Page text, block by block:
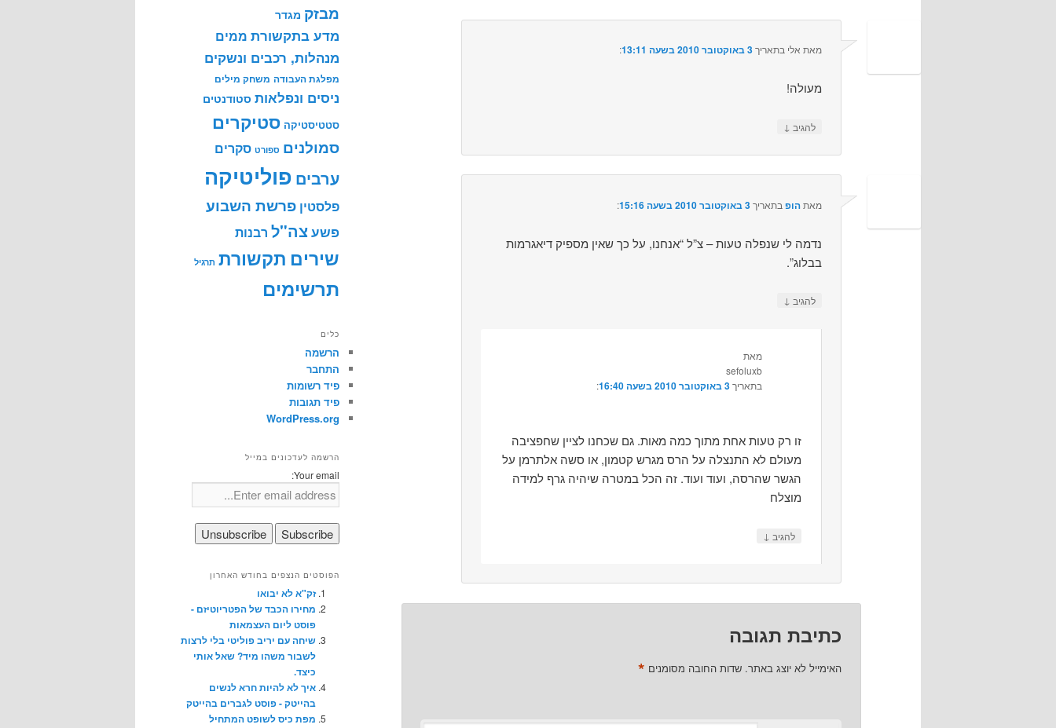
מאת אלי בתאריך3 באוקטובר 2010 בשעה 13:11 :‏
מעולה!
להגיב ↓
מאתהופ בתאריך3 באוקטובר 2010 בשעה 15:16 :‏
נדמה לי שנפלה טעות – צ”ל “אנחנו, על כך שאין מספיק דיאגרמות
בבלוג”.
להגיב ↓
מאת
sefoluxb
בתאריך3 באוקטובר 2010 בשעה 16:40 :‏
זו רק טעות אחת מתוך כמה מאות. גם שכחנו לציין שחפציבה
מעולם לא התנצלה על הרס מגרש קטמון, או סשה אלתרמן על
הגשר שהרסה, ועוד ועוד. זה הכל במטרה שיהיה גרף למידה
מוצלח
להגיב ↓
כתיבת תגובה
האימייל לא יוצג באתר. שדות החובה מסומנים *
מבזק מגדר
מדע בתקשורת ממים
מנהלות, רכבים ונשקים
מפלגת העבודה משחק מילים
ניסים ונפלאות סטודנטים
סטטיסטיקה סטיקרים
סמולנים ספורט סקרים
ערבים פוליטיקה
פלסטין פרשת השבוע
פשעצה"ל רבנות
שירים תקשורת תרגיל
תרשימים
כלים
הרשמה
התחבר
פיד רשומות
פיד תגובות
WordPress.org
הרשמה לעדכונים במייל
Your email:
הפוסטים הנצפים בחודש האחרון
זק"א לא יבואו
מחירו הכבד של הפטריוטיזם -
פוסט ליום העצמאות
שיחה עם יריב פוליטי בלי לרצות
לשבור משהו מיד? שאל אותי
כיצד.
איך לא להיות חרא לנשים
בהייטק - פוסט לגברים בהייטק
מפת כיס לשופט המתחיל